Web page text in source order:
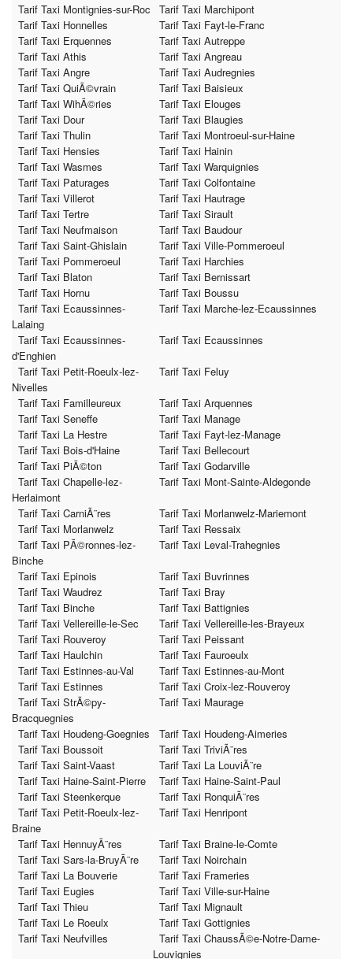
Tarif Taxi Montignies-sur-Roc
Tarif Taxi Marchipont
Tarif Taxi Honnelles
Tarif Taxi Fayt-le-Franc
Tarif Taxi Erquennes
Tarif Taxi Autreppe
Tarif Taxi Athis
Tarif Taxi Angreau
Tarif Taxi Angre
Tarif Taxi Audregnies
Tarif Taxi QuiÃ©vrain
Tarif Taxi Baisieux
Tarif Taxi WihÃ©ries
Tarif Taxi Elouges
Tarif Taxi Dour
Tarif Taxi Blaugies
Tarif Taxi Thulin
Tarif Taxi Montroeul-sur-Haine
Tarif Taxi Hensies
Tarif Taxi Hainin
Tarif Taxi Wasmes
Tarif Taxi Warquignies
Tarif Taxi Paturages
Tarif Taxi Colfontaine
Tarif Taxi Villerot
Tarif Taxi Hautrage
Tarif Taxi Tertre
Tarif Taxi Sirault
Tarif Taxi Neufmaison
Tarif Taxi Baudour
Tarif Taxi Saint-Ghislain
Tarif Taxi Ville-Pommeroeul
Tarif Taxi Pommeroeul
Tarif Taxi Harchies
Tarif Taxi Blaton
Tarif Taxi Bernissart
Tarif Taxi Hornu
Tarif Taxi Boussu
Tarif Taxi Ecaussinnes-
Lalaing
Tarif Taxi Marche-lez-Ecaussinnes
Tarif Taxi Ecaussinnes-
d'Enghien
Tarif Taxi Ecaussinnes
Tarif Taxi Petit-Roeulx-lez-
Nivelles
Tarif Taxi Feluy
Tarif Taxi Familleureux
Tarif Taxi Arquennes
Tarif Taxi Seneffe
Tarif Taxi Manage
Tarif Taxi La Hestre
Tarif Taxi Fayt-lez-Manage
Tarif Taxi Bois-d'Haine
Tarif Taxi Bellecourt
Tarif Taxi PiÃ©ton
Tarif Taxi Godarville
Tarif Taxi Chapelle-lez-
Herlaimont
Tarif Taxi Mont-Sainte-Aldegonde
Tarif Taxi CarniÃ¨res
Tarif Taxi Morlanwelz-Mariemont
Tarif Taxi Morlanwelz
Tarif Taxi Ressaix
Tarif Taxi PÃ©ronnes-lez-
Binche
Tarif Taxi Leval-Trahegnies
Tarif Taxi Epinois
Tarif Taxi Buvrinnes
Tarif Taxi Waudrez
Tarif Taxi Bray
Tarif Taxi Binche
Tarif Taxi Battignies
Tarif Taxi Vellereille-le-Sec
Tarif Taxi Vellereille-les-Brayeux
Tarif Taxi Rouveroy
Tarif Taxi Peissant
Tarif Taxi Haulchin
Tarif Taxi Fauroeulx
Tarif Taxi Estinnes-au-Val
Tarif Taxi Estinnes-au-Mont
Tarif Taxi Estinnes
Tarif Taxi Croix-lez-Rouveroy
Tarif Taxi StrÃ©py-
Bracquegnies
Tarif Taxi Maurage
Tarif Taxi Houdeng-Goegnies
Tarif Taxi Houdeng-Aimeries
Tarif Taxi Boussoit
Tarif Taxi TriviÃ¨res
Tarif Taxi Saint-Vaast
Tarif Taxi La LouviÃ¨re
Tarif Taxi Haine-Saint-Pierre
Tarif Taxi Haine-Saint-Paul
Tarif Taxi Steenkerque
Tarif Taxi RonquiÃ¨res
Tarif Taxi Petit-Roeulx-lez-
Braine
Tarif Taxi Henripont
Tarif Taxi HennuyÃ¨res
Tarif Taxi Braine-le-Comte
Tarif Taxi Sars-la-BruyÃ¨re
Tarif Taxi Noirchain
Tarif Taxi La Bouverie
Tarif Taxi Frameries
Tarif Taxi Eugies
Tarif Taxi Ville-sur-Haine
Tarif Taxi Thieu
Tarif Taxi Mignault
Tarif Taxi Le Roeulx
Tarif Taxi Gottignies
Tarif Taxi Neufvilles
Tarif Taxi ChaussÃ©e-Notre-Dame-
Louvignies